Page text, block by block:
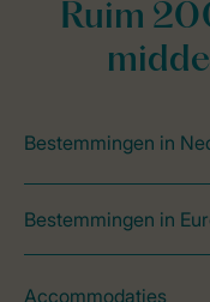
Ruim
Bestemmingen in
Bestemmingen in
Accommodaties